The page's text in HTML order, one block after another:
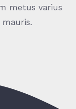
metus varius